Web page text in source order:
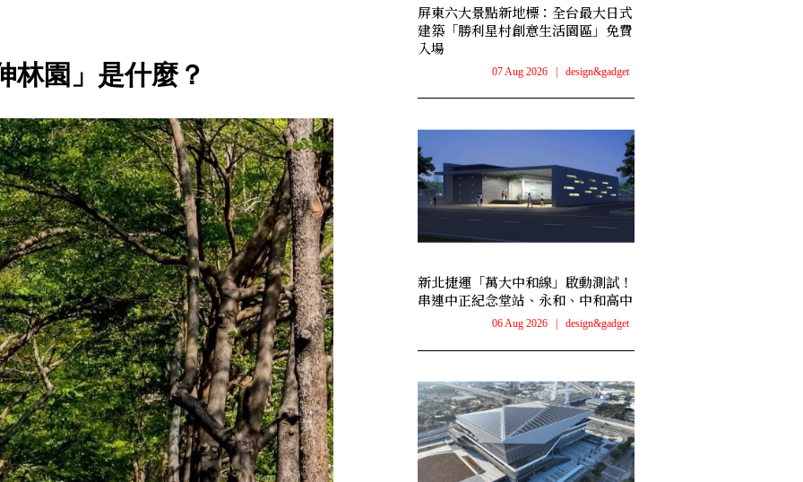
林園」是什麼？
屏東六大景點新地標：全台最大日式
建築「勝利星村創意生活園區」免費
入場
07 Aug 2026 | design&gadget
新北捷運「萬大中和線」啟動測試！
串連中正紀念堂站、永和、中和高中
06 Aug 2026 design&gadget